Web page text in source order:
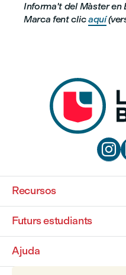
Informa't del Màster en
Marca fent clicaquí

Recursos
Futurs estudiants
Ajuda